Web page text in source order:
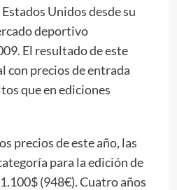
Unidos desde su
deportivo
El resultado de este
con precios de entrada
que en ediciones
precios de este año, las
para la edición de
(948€). Cuatro años